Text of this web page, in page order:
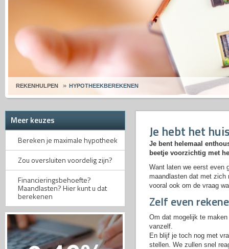
REKENHULPEN HYPOTHEEKBEREKENEN
Meer keuzes
Bereken je maximale hypotheek
Zou oversluiten voordelig zijn?
Financieringsbehoefte?
Maandlasten? Hier kunt u dat
berekenen
Je hebt het
Je bent helemaal
beetje voorzichtig met
Want laten we eerst even
maandlasten dat met zich
vooral ook om de vraag
Zelf even
Om dat mogelijk te
vanzelf.
En blijf je toch nog met
stellen. We zullen snel